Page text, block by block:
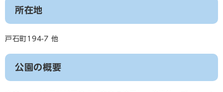
所在地
戸石町194-7 他
公園の概要